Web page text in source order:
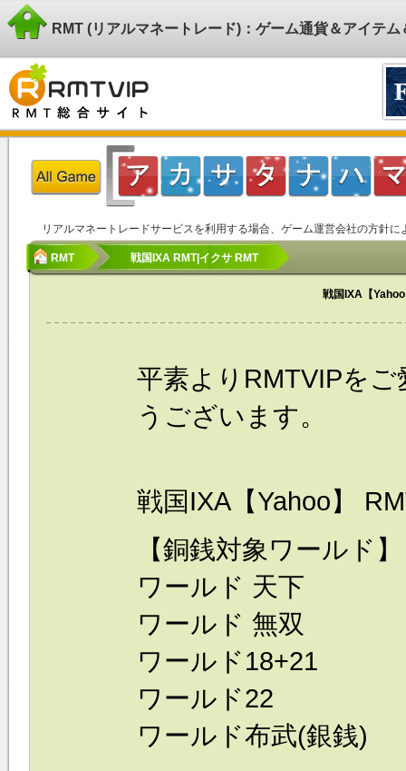
RMT (リアルマネートレード)：ゲーム通貨＆アイテ
リアルマネートレードサービスを利用する場合、ゲーム運営会社の方針
RMT 戦国IXA RMT|イクサ RMT
戦国IXA【
平素よりRMTVIPを
うございます。
戦国IXA【Yahoo】
【銅銭対象ワールド】
ワールド 天下
ワールド 無双
ワールド18+21
ワールド22
ワールド布武(銀銭)